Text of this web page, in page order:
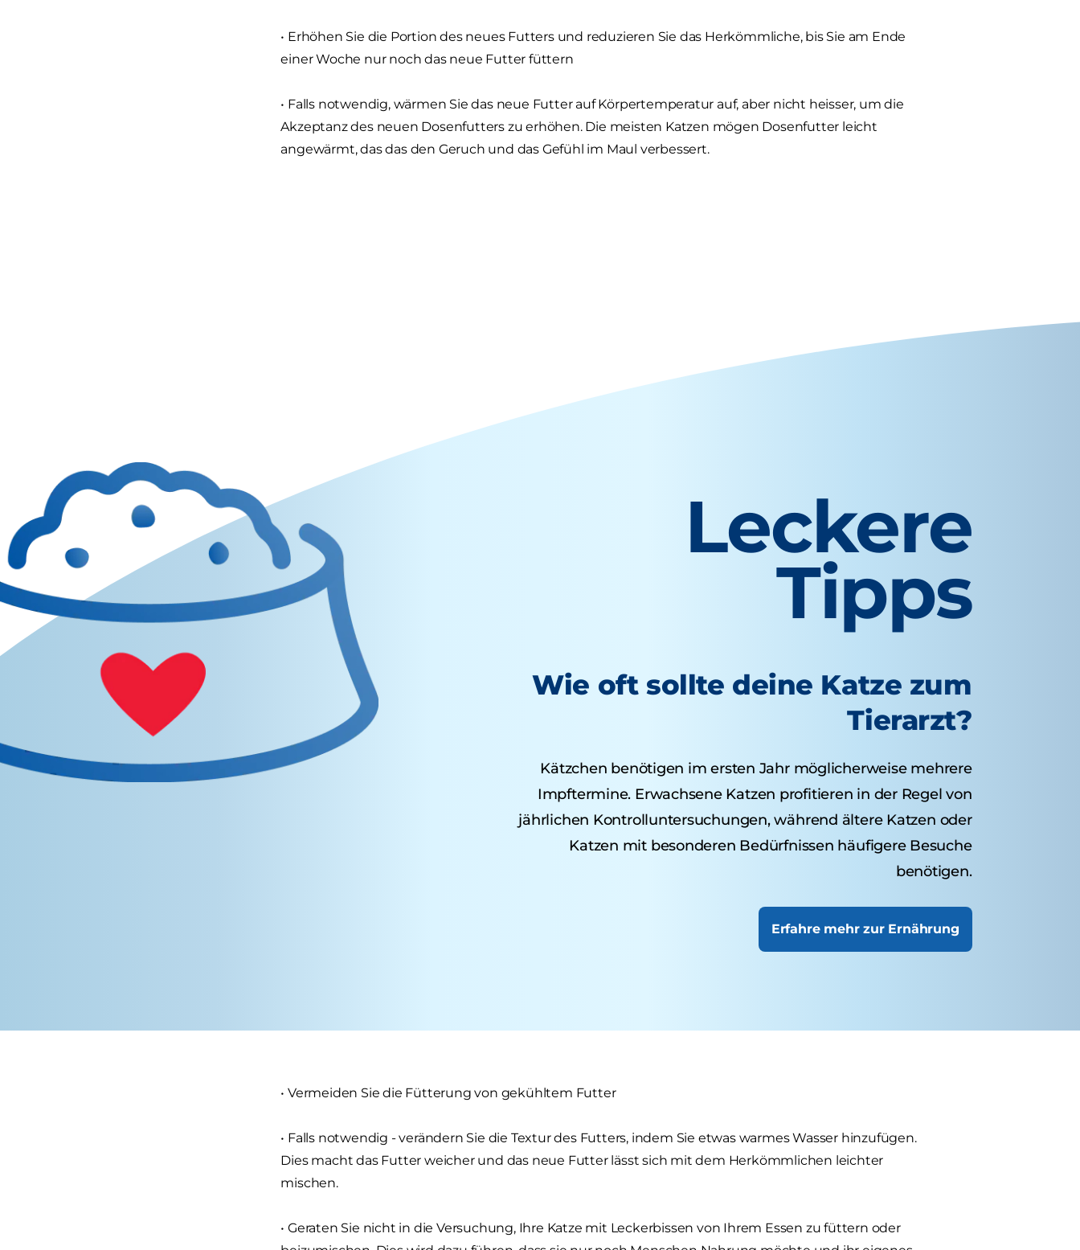
• Erhöhen Sie die Portion des neues Futters und reduzieren Sie das Herkömmliche, bis Sie am Ende
einer Woche nur noch das neue Futter füttern
• Falls notwendig, wärmen Sie das neue Futter auf Körpertemperatur auf, aber nicht heisser, um die
Akzeptanz des neuen Dosenfutters zu erhöhen. Die meisten Katzen mögen Dosenfutter leicht
angewärmt, das das den Geruch und das Gefühl im Maul verbessert.
Leckere
Tipps
Wie oft sollte deine Katze zum
Tierarzt?
Kätzchen benötigen im ersten Jahr möglicherweise mehrere
Impftermine. Erwachsene Katzen profitieren in der Regel von
jährlichen Kontrolluntersuchungen, während ältere Katzen oder
Katzen mit besonderen Bedürfnissen häufigere Besuche
benötigen.
Erfahre mehr zur Ernährung
• Vermeiden Sie die Fütterung von gekühltem Futter
• Falls notwendig - verändern Sie die Textur des Futters, indem Sie etwas warmes Wasser hinzufügen.
Dies macht das Futter weicher und das neue Futter lässt sich mit dem Herkömmlichen leichter
mischen.
• Geraten Sie nicht in die Versuchung, Ihre Katze mit Leckerbissen von Ihrem Essen zu füttern oder